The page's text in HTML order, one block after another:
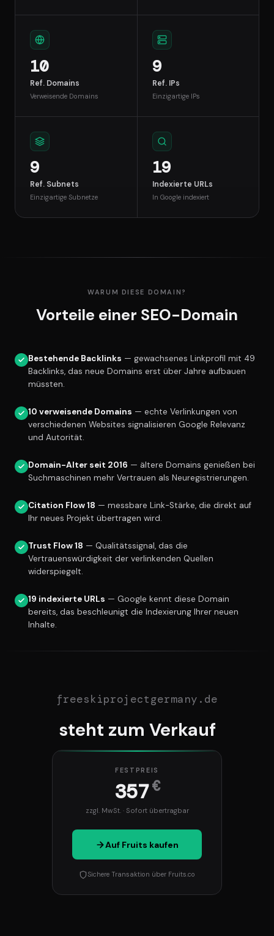
10
Ref. Domains
Verweisende Domains
9
Ref. IPs
Einzigartige IPs
9
Ref. Subnets
Einzigartige Subnetze
19
Indexierte URLs
In Google indexiert
WARUM DIESE DOMAIN?
Vorteile einer SEO-Domain
Bestehende Backlinks — gewachsenes Linkprofil mit 49
Backlinks, das neue Domains erst über Jahre aufbauen
müssten.
10 verweisende Domains — echte Verlinkungen von
verschiedenen Websites signalisieren Google Relevanz
und Autorität.
Domain-Alter seit 2016 — ältere Domains genießen bei
Suchmaschinen mehr Vertrauen als Neuregistrierungen.
Citation Flow 18 — messbare Link-Stärke, die direkt auf
Ihr neues Projekt übertragen wird.
Trust Flow 18 — Qualitätssignal, das die
Vertrauenswürdigkeit der verlinkenden Quellen
widerspiegelt.
19 indexierte URLs — Google kennt diese Domain
bereits, das beschleunigt die Indexierung Ihrer neuen
Inhalte.
freeskiprojectgermany.de
steht zum Verkauf
FESTPREIS
357€
zzgl. MwSt. · Sofort übertragbar
Auf Fruits kaufen
Sichere Transaktion über Fruits.co